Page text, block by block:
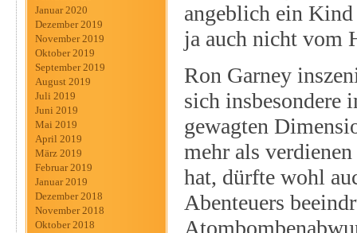
Januar 2020
Dezember 2019
November 2019
Oktober 2019
September 2019
August 2019
Juli 2019
Juni 2019
Mai 2019
April 2019
März 2019
Februar 2019
Januar 2019
Dezember 2018
November 2018
Oktober 2018
angeblich ein
ja auch nicht
Ron Garney
sich insbesondere
gewagten
mehr als
hat, dürfte wohl
Abenteuers